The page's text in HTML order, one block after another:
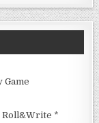
Game
Roll&Write *